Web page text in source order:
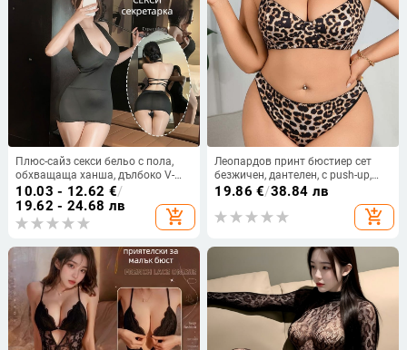
Плюс-сайз секси бельо с пола,
обхващаща ханша, дълбоко V-
образно деколте, униформа за
ролева игра
10.03 - 12.62 €/
19.62 - 24.68 лв
add_shopping_cart
Леопардов принт бюстиер сет
безжичен, дантелен, с push-up,
чаши с пълен обем, закопчаване
19.86 €/38.84 лв
add_shopping_cart